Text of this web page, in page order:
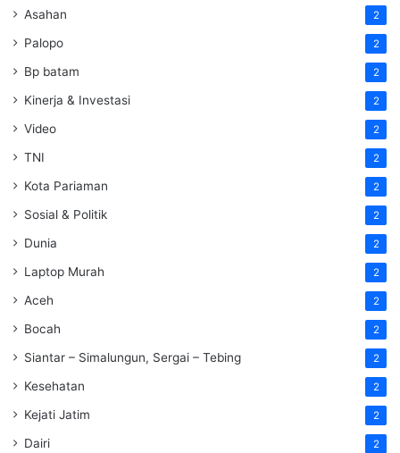
Asahan 2
Palopo 2
Bp batam 2
Kinerja & Investasi 2
Video 2
TNI 2
Kota Pariaman 2
Sosial & Politik 2
Dunia 2
Laptop Murah 2
Aceh 2
Bocah 2
Siantar – Simalungun, Sergai – Tebing 2
Kesehatan 2
Kejati Jatim 2
Dairi 2